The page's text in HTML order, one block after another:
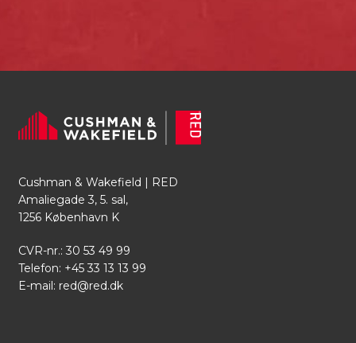
Cushman & Wakefield | RED
Amaliegade 3, 5. sal,
1256 København K
CVR-nr.: 30 53 49 99
Telefon: +45 33 13 13 99
E-mail: red@red.dk